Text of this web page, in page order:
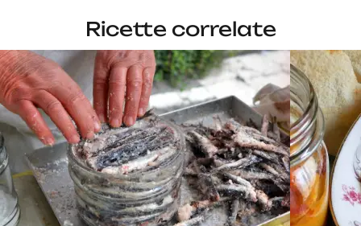
Ricette correlate